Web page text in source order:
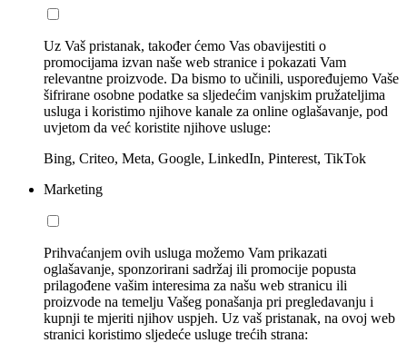
Uz Vaš pristanak, također ćemo Vas obavijestiti o
promocijama izvan naše web stranice i pokazati Vam
relevantne proizvode. Da bismo to učinili, uspoređujemo Vaše
šifrirane osobne podatke sa sljedećim vanjskim pružateljima
usluga i koristimo njihove kanale za online oglašavanje, pod
uvjetom da već koristite njihove usluge:
Bing, Criteo, Meta, Google, LinkedIn, Pinterest, TikTok
Marketing
Prihvaćanjem ovih usluga možemo Vam prikazati
oglašavanje, sponzorirani sadržaj ili promocije popusta
prilagođene vašim interesima za našu web stranicu ili
proizvode na temelju Vašeg ponašanja pri pregledavanju i
kupnji te mjeriti njihov uspjeh. Uz vaš pristanak, na ovoj web
stranici koristimo sljedeće usluge trećih strana: